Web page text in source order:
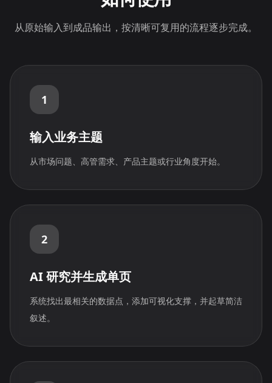
从原始输入到成品输出，按清晰可复用的流程逐步完成。
1
输入业务主题
从市场问题、高管需求、产品主题或行业角度开始。
2
AI 研究并生成单页
系统找出最相关的数据点，添加可视化支撑，并起草简洁
叙述。